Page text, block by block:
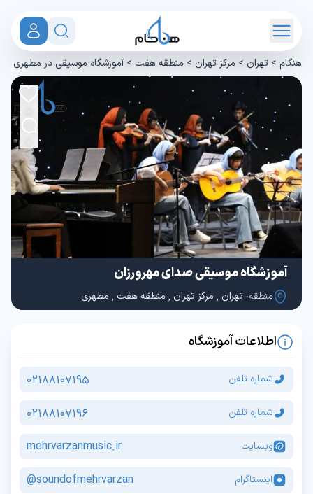
هنگام > تهران > مرکز تهران > منطقه هفت >آموزشگاه موسیقی در مطهری
آموزشگاه موسیقی صدای مهرورزان
منطقه: تهران , مرکز تهران , منطقه هفت , مطهری
اطلاعات آموزشگاه
شماره تلفن 02188107195
شماره تلفن 02188107196
وبسایت mehrvarzanmusic.ir
اینستاگرام soundofmehrvarzan@